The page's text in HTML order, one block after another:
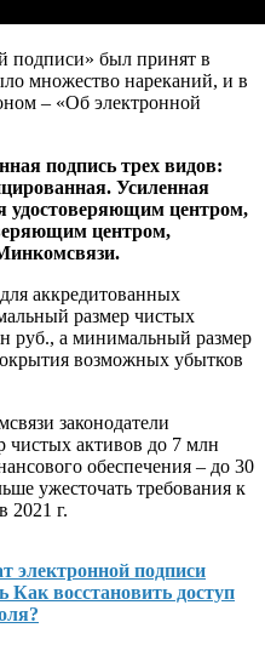
подписи» был принят в
множество нареканий, и в
– «Об электронной
подпись трех видов:
Усиленная
удостоверяющим центром,
центром,
аккредитованных
размер чистых
руб., а минимальный размер
возможных убытков
законодатели
активов до 7 млн
обеспечения – до 30
ужесточать требования к
2021 г.
электронной подписи
Как восстановить доступ